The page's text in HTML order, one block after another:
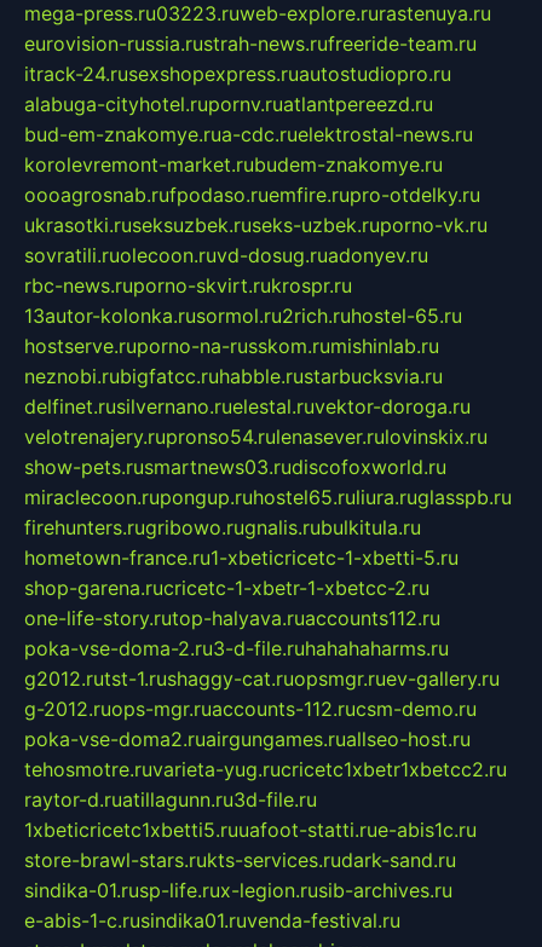
mega-press.ru03223.ruweb-explore.rurastenuya.ru
eurovision-russia.rustrah-news.rufreeride-team.ru
itrack-24.rusexshopexpress.ruautostudiopro.ru
alabuga-cityhotel.rupornv.ruatlantpereezd.ru
bud-em-znakomye.rua-cdc.ruelektrostal-news.ru
korolevremont-market.rubudem-znakomye.ru
oooagrosnab.rufpodaso.ruemfire.rupro-otdelky.ru
ukrasotki.ruseksuzbek.ruseks-uzbek.ruporno-vk.ru
sovratili.ruolecoon.ruvd-dosug.ruadonyev.ru
rbc-news.ruporno-skvirt.rukrospr.ru
13autor-kolonka.rusormol.ru2rich.ruhostel-65.ru
hostserve.ruporno-na-russkom.rumishinlab.ru
neznobi.rubigfatcc.ruhabble.rustarbucksvia.ru
delfinet.rusilvernano.ruelestal.ruvektor-doroga.ru
velotrenajery.rupronso54.rulenasever.rulovinskix.ru
show-pets.rusmartnews03.rudiscofoxworld.ru
miraclecoon.rupongup.ruhostel65.ruliura.ruglasspb.ru
firehunters.rugribowo.rugnalis.rubulkitula.ru
hometown-france.ru1-xbeticricetc-1-xbetti-5.ru
shop-garena.rucricetc-1-xbetr-1-xbetcc-2.ru
one-life-story.rutop-halyava.ruaccounts112.ru
poka-vse-doma-2.ru3-d-file.ruhahahaharms.ru
g2012.rutst-1.rushaggy-cat.ruopsmgr.ruev-gallery.ru
g-2012.ruops-mgr.ruaccounts-112.rucsm-demo.ru
poka-vse-doma2.ruairgungames.ruallseo-host.ru
tehosmotre.ruvarieta-yug.rucricetc1xbetr1xbetcc2.ru
raytor-d.ruatillagunn.ru3d-file.ru
1xbeticricetc1xbetti5.ruuafoot-statti.rue-abis1c.ru
store-brawl-stars.rukts-services.rudark-sand.ru
sindika-01.rusp-life.rux-legion.rusib-archives.ru
e-abis-1-c.rusindika01.ruvenda-festival.ru